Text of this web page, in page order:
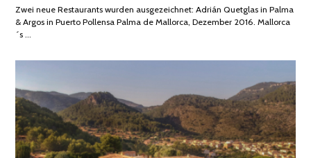
Zwei neue Restaurants wurden ausgezeichnet: Adrián Quetglas in Palma
& Argos in Puerto Pollensa Palma de Mallorca, Dezember 2016. Mallorca
´s …